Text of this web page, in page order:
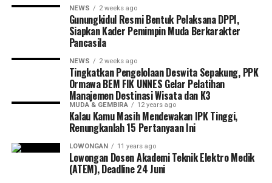
Portal Semarang
PORTALSEMARANG.COM adalah media terpercaya yang
memberikan informasi bermakna tentang gaya hidup warga
Kota Semarang dan sekitarnya. Tertarik kerja sama dengan
kami? Kontak Rosi: 0812-3826-1313
NEWS 2 weeks ago
Gunungkidul Resmi Bentuk Pelaksana DPPI,
Siapkan Kader Pemimpin Muda Berkarakter
Pancasila
NEWS 2 weeks ago
Tingkatkan Pengelolaan Deswita Sepakung, PPK
Ormawa BEM FIK UNNES Gelar Pelatihan
Manajemen Destinasi Wisata dan K3
MUDA & GEMBIRA 12 years ago
Kalau Kamu Masih Mendewakan IPK Tinggi,
Renungkanlah 15 Pertanyaan Ini
LOWONGAN 11 years ago
Lowongan Dosen Akademi Teknik Elektro Medik
(ATEM), Deadline 24 Juni